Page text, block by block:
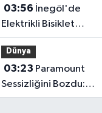
Tamamlandı!
03:56
Elektrikli Bisiklet
Uçuruma Yuvarlandı: 3
Çocuk Yaralandı!
Dünya
03:23
Sessizliğini Bozdu:
Mahkemede